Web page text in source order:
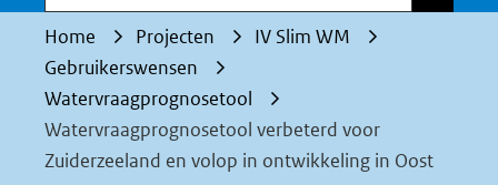
of
geweigerd.
Home Projecten
IV Slim WM
Gebruikerswensen
Watervraagprognosetool
Watervraagprognosetool verbeterd voor
Zuiderzeeland en volop in ontwikkeling in Oost